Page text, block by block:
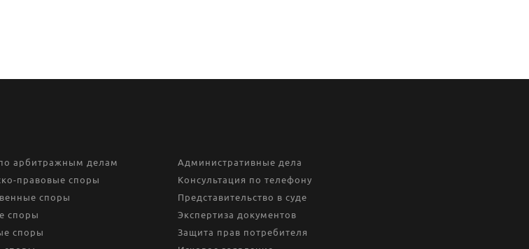
арбитражным делам
правовые споры
споры
споры
споры
Административные дела
Консультация по телефону
Представительство в суде
Экспертиза документов
Защита прав потребителя